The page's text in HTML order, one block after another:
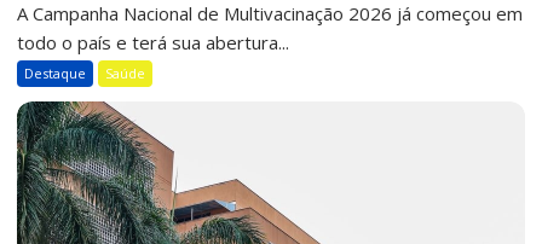
A Campanha Nacional de Multivacinação 2026 já começou em
todo o país e terá sua abertura...
Destaque Saúde